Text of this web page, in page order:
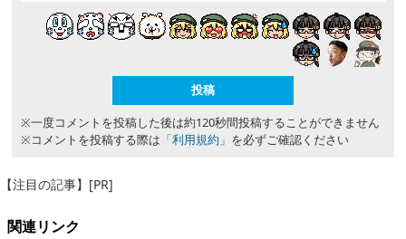
※一度コメントを投稿した後は約120秒間投稿することができません
※コメントを投稿する際は 「利用規約」 を必ずご確認ください
【注目の記事】[PR]
関連リンク